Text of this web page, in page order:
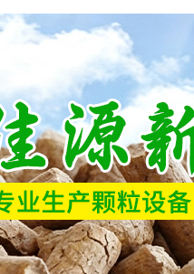
企业文化
荣誉证书
参观考察
企业架构